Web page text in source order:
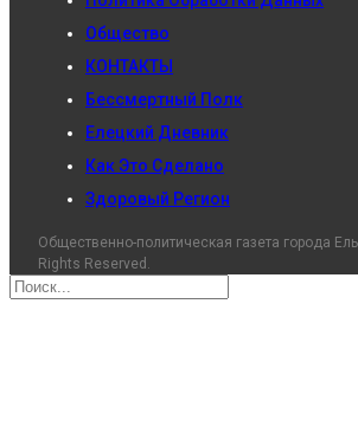
Общество
КОНТАКТЫ
Бессмертный Полк
Елецкий Дневник
Как Это Сделано
Здоровый Регион
Общественно-политическая газета города
Rights Reserved.